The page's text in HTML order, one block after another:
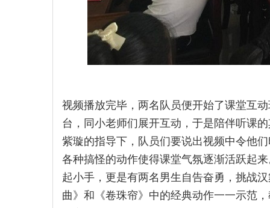
视频播放完毕，两名队员便开始了课堂互
台，同小老师们展开互动，于是陪伴听课
紫璇的指导下，队员们要说出视频中令他
各种搞怪的动作使得课堂气氛逐渐活跃起
起小手，更是有两名男生自告奋勇，挑战
曲》和《卷珠帘》中的经典动作一一示范